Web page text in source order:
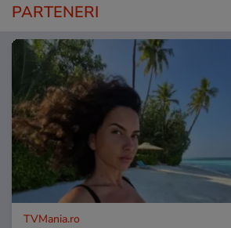
PARTENERI
TVMania.ro